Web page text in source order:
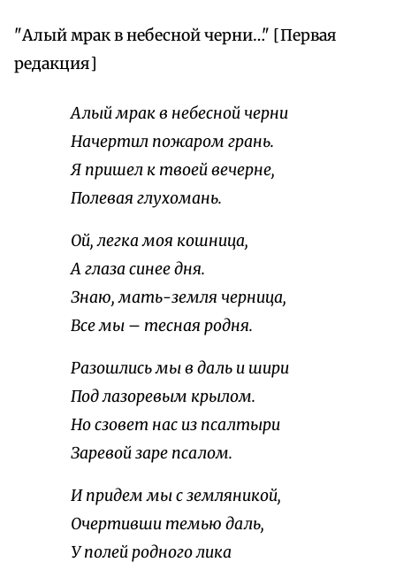
"Алый мрак в небесной черни…" [Первая
редакция]
Алый мрак в небесной черни
Начертил пожаром грань.
Я пришел к твоей вечерне,
Полевая глухомань.
Ой, легка моя кошница,
А глаза синее дня.
Знаю, мать-земля черница,
Все мы – тесная родня.
Разошлись мы в даль и шири
Под лазоревым крылом.
Но сзовет нас из псалтыри
Заревой заре псалом.
И придем мы с земляникой,
Очертивши темью даль,
У полей родного лика